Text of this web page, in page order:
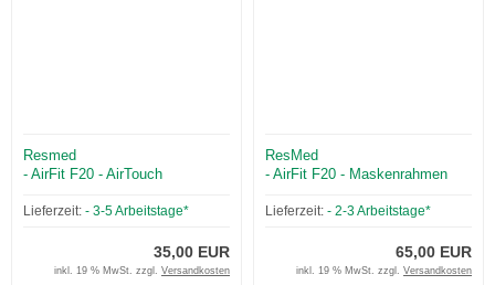
Resmed
- AirFit F20 - AirTouch
Lieferzeit: - 3-5 Arbeitstage*
35,00 EUR
inkl. 19 % MwSt. zzgl. Versandkosten
ResMed
- AirFit F20 - Maskenrahmen
Lieferzeit: - 2-3 Arbeitstage*
65,00 EUR
inkl. 19 % MwSt. zzgl. Versandkosten